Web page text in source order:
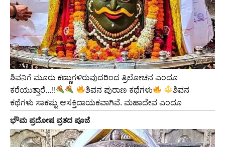
ಶಿವನಿಗೆ ಮೂರು ಕಣ್ಣುಗಳಿರುವುದರಿಂದ ತ್ರಿಲೋಚನ ಎಂದೂ
ಕರೆಯುತ್ತಾರೆ…!!
ಶಿವನ ಪುರಾಣ ಕಥೆಗಳು
ಶಿವನ
ಕಥೆಗಳು ಸಾಕಷ್ಟು ಆಸಕ್ತಿದಾಯಕವಾಗಿವೆ. ಮಹಾದೇವ ಎಂದೂ
ಭೌಮ ಪ್ರದೋಷ ವ್ರತದ ಪೂಜೆ